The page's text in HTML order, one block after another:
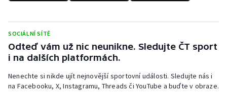
SOCIÁLNÍ SÍTĚ
Odteď vám už nic neunikne. Sledujte ČT sport
i na dalších platformách.
Nenechte si nikde ujít nejnovější sportovní události. Sledujte nás i
na Facebooku, X, Instagramu, Threads či YouTube a buďte v obraze.